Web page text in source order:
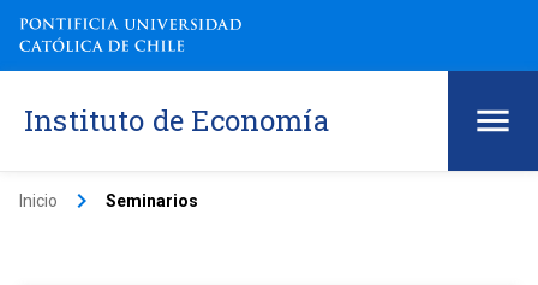
Instituto de Economía
Inicio keyboard_arrow_right Seminarios